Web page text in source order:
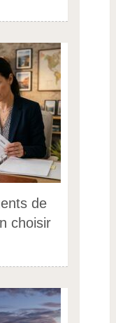
de
choisir